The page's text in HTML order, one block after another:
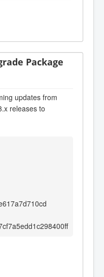
Package
updates from
releases to